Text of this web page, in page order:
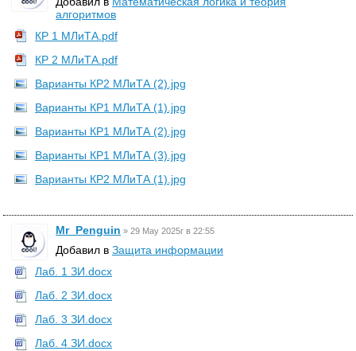
алгоритмов
КР 1 МЛиТА.pdf
КР 2 МЛиТА.pdf
Варианты КР2 МЛиТА (2).jpg
Варианты КР1 МЛиТА (1).jpg
Варианты КР1 МЛиТА (2).jpg
Варианты КР1 МЛиТА (3).jpg
Варианты КР2 МЛиТА (1).jpg
Mr_Penguin » 29 May 2025г в 22:55
Добавил в Защита информации
Лаб. 1 ЗИ.docx
Лаб. 2 ЗИ.docx
Лаб. 3 ЗИ.docx
Лаб. 4 ЗИ.docx